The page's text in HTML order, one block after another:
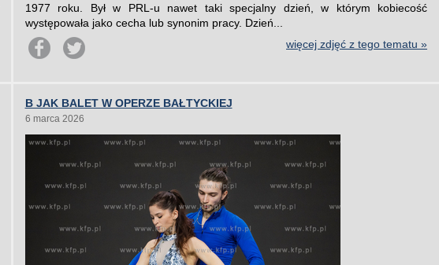
1977 roku. Był w PRL-u nawet taki specjalny dzień, w którym kobiecość
występowała jako cecha lub synonim pracy. Dzień...
więcej zdjęć z tego tematu »
B JAK BALET W OPERZE BAŁTYCKIEJ
6 marca 2026